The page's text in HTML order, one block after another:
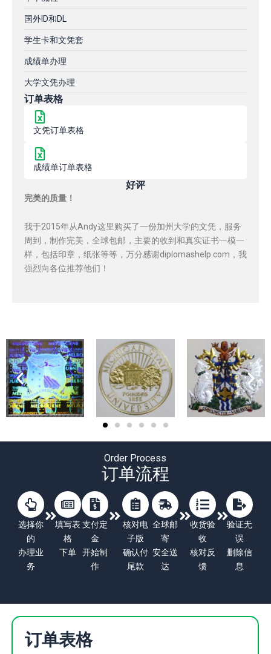
国外ID和DL
学生卡和文凭套
成绩单办理
大学文凭办理
订单表格
文凭订单表格
成绩单订单表格
好评
完美的质量！
我于2015年从Andy这里购买了一份加州大学的文凭，服务
周到，制作完美，全球包邮，主要的收到和真实证书一模一
样，包括印章，纸张等等，万分感谢diplomashelp.com，我
强烈向各位推荐他们！
Order Process
订单流程
选择你
的
办理业
务
填写表
格
下单
支付定
金
开始制
作
核对电
子版
确认付
尾款
全球邮
寄
安全送
达
收货验
收
核对反
馈
验证无
误
删除信
息
订单表格